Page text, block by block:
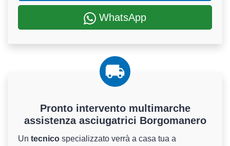
WhatsApp
Pronto intervento multimarche
assistenza asciugatrici Borgomanero
Un tecnico specializzato verrà a casa tua a